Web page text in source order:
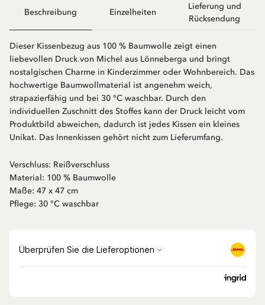
Beschreibung Einzelheiten
Lieferung und
Rücksendung
Dieser Kissenbezug aus 100 % Baumwolle zeigt einen
liebevollen Druck von Michel aus Lönneberga und bringt
nostalgischen Charme in Kinderzimmer oder Wohnbereich. Das
hochwertige Baumwollmaterial ist angenehm weich,
strapazierfähig und bei 30 °C waschbar. Durch den
individuellen Zuschnitt des Stoffes kann der Druck leicht vom
Produktbild abweichen, dadurch ist jedes Kissen ein kleines
Unikat. Das Innenkissen gehört nicht zum Lieferumfang.
Verschluss: Reißverschluss
Material: 100 % Baumwolle
Maße: 47 x 47 cm
Pflege: 30 °C waschbar